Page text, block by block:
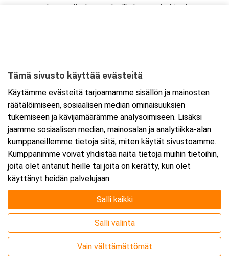
sen omasta sovelluskaupasta. Tarkemmat ohjeet
Ajankohta
Alkaa:22.12.2026 08:30
Päättyy:23.12.2026 15:30
Lisää tapahtuma kalenteriisi
Webinaari
Tämä sivusto käyttää evästeitä
Käytämme evästeitä tarjoamamme sisällön ja mainosten
räätälöimiseen, sosiaalisen median ominaisuuksien
tukemiseen ja kävijämäärämme analysoimiseen. Lisäksi
jaamme sosiaalisen median, mainosalan ja analytiikka-alan
kumppaneillemme tietoja siitä, miten käytät sivustoamme.
Kumppanimme voivat yhdistää näitä tietoja muihin tietoihin,
joita olet antanut heille tai joita on kerätty, kun olet
käyttänyt heidän palvelujaan.
Salli kaikki
Salli valinta
Vain välttämättömät